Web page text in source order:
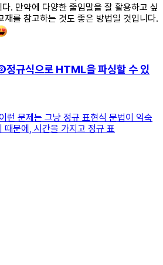
. 만약에 다양한 줄임말을 잘 활용하고 싶
재를 참고하는 것도 좋은 방법일 것입니다.
정규식으로 HTML을 파싱할 수 있
런 문제는 그냥 정규 표현식 문법이 익숙
때문에, 시간을 가지고 정규 표